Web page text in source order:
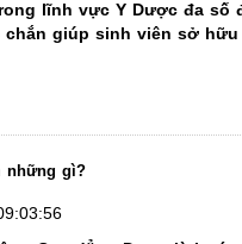
lĩnh vực Y Dược đa số
chắn giúp sinh viên sở
những gì?